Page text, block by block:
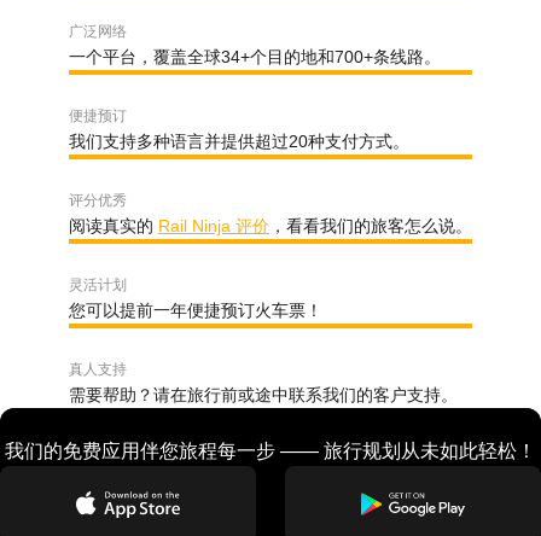
广泛网络
一个平台，覆盖全球34+个目的地和700+条线路。
便捷预订
我们支持多种语言并提供超过20种支付方式。
评分优秀
阅读真实的 Rail Ninja 评价 ，看看我们的旅客怎么说。
灵活计划
您可以提前一年便捷预订火车票！
真人支持
需要帮助？请在旅行前或途中联系我们的客户支持。
我们的免费应用伴您旅程每一步 —— 旅行规划从未如此轻松！